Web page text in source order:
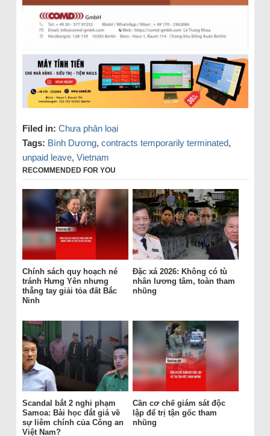
Filed in: Chưa phân loại
Tags: Bình Dương, contracts temporarily terminated,
unpaid leave, Vietnam
RECOMMENDED FOR YOU
Chính sách quy hoạch né
tránh Hưng Yên nhưng
thẳng tay giải tỏa đất Bắc
Ninh
Đặc xá 2026: Không có tù
nhân lương tâm, toàn tham
nhũng
Scandal bắt 2 nghi phạm
Samoa: Bài học đắt giá về
sự liêm chính của Công an
Việt Nam?
Cần cơ chế giám sát độc
lập để trị tận gốc tham
nhũng